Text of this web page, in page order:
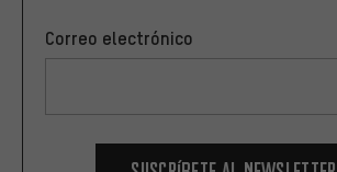
Correo electrónico